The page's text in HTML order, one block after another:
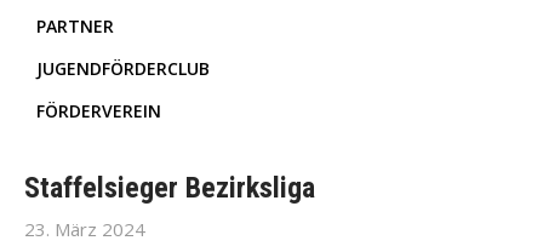
PARTNER
JUGENDFÖRDERCLUB
FÖRDERVEREIN
Staffelsieger Bezirksliga
23. März 2024